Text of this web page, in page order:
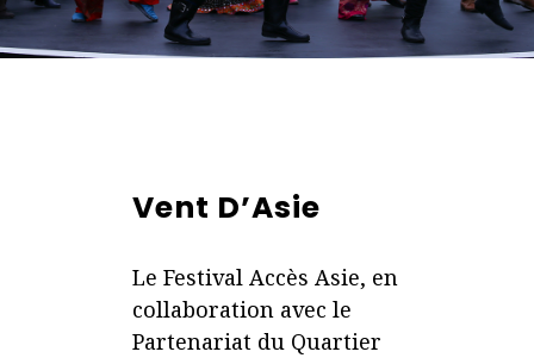
Vent D’Asie
Le Festival Accès Asie, en
collaboration avec le
Partenariat du Quartier